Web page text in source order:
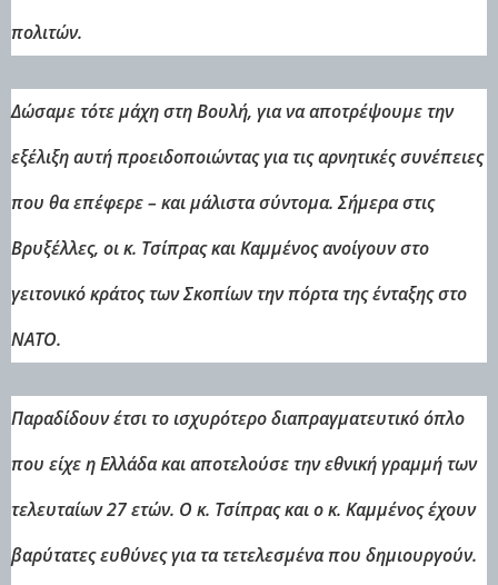
πολιτών.
Δώσαμε τότε μάχη στη Βουλή, για να αποτρέψουμε την
εξέλιξη αυτή προειδοποιώντας για τις αρνητικές συνέπειες
που θα επέφερε – και μάλιστα σύντομα. Σήμερα στις
Βρυξέλλες, οι κ. Τσίπρας και Καμμένος ανοίγουν στο
γειτονικό κράτος των Σκοπίων την πόρτα της ένταξης στο
ΝΑΤΟ.
Παραδίδουν έτσι το ισχυρότερο διαπραγματευτικό όπλο
που είχε η Ελλάδα και αποτελούσε την εθνική γραμμή των
τελευταίων 27 ετών. Ο κ. Τσίπρας και ο κ. Καμμένος έχουν
βαρύτατες ευθύνες για τα τετελεσμένα που δημιουργούν.